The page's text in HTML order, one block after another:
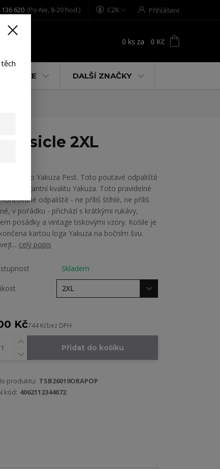
CZK Přihlášení
620 (Po-Ne, 8-20 hod.)
0 ks za 0 Kč
% AKCE DALŠÍ ZNAČKY
2XL
tričko Yakuza Pest. Toto poutavé odpaliště
elegantní kvalitu Yakuza. Toto pravidelné
odpaliště - ne příliš štíhlé, ne příliš
v pořádku - přichází s krátkými rukávy,
posádky a vintage tiskovými vzory. Košile je
kartou loga Yakuza na bočním švu.
celý popis
Skladem
Kč744 Kčbez DPH
Přidat do košíku
produktu: TSB26019ORAPOP
kód: 4062112344072